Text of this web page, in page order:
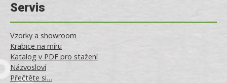
Servis
Vzorky a showroom
Krabice na míru
Katalog v PDF pro stažení
Názvosloví
Přečtěte si…